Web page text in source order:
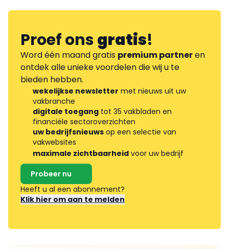
Proef onsgratis!
Word één maand gratis premium partneren
ontdek alle unieke voordelen die wij u te
bieden hebben.
wekelijkse newsletter met nieuws uit uw
vakbranche
digitale toegang tot 35 vakbladen en
financiële sectoroverzichten
uw bedrijfsnieuws op een selectie van
vakwebsites
maximale zichtbaarheid voor uw bedrijf
Probeer nu
Heeft u al een abonnement?
Klik hier om aan te melden